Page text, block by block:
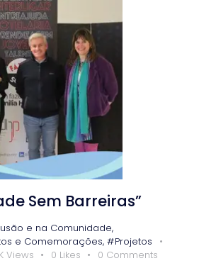
Sem Barreiras”
e na Comunidade,
e Comemorações, #Projetos
Views 0 Likes 0 Comments